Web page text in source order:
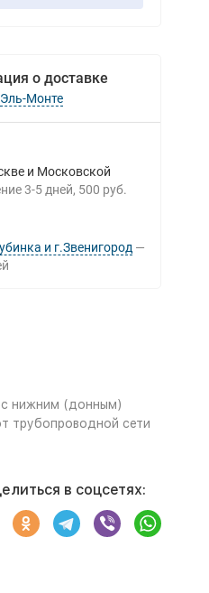
о доставке
Эль-Монте
и Московской
3-5 дней 500 руб.
и г.Звенигород
с нижним (донным)
трубопроводной сети
в соцсетях: